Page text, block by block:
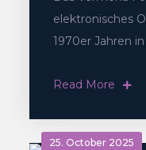
elektronisches
1970er Jahren
Read More
25. October 2025